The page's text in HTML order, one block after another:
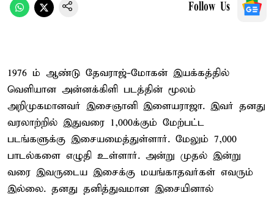
Follow Us
1976 ம் ஆண்டு தேவராஜ்-மோகன் இயக்கத்தில்
வெளியான அன்னக்கிளி படத்தின் மூலம்
அறிமுகமானவர் இசைஞானி இளையராஜா. இவர் தனது
வரலாற்றில் இதுவரை 1,000க்கும் மேற்பட்ட
படங்களுக்கு இசையமைத்துள்ளார். மேலும் 7,000
பாடல்களை எழுதி உள்ளார். அன்று முதல் இன்று
வரை இவருடைய இசைக்கு மயங்காதவர்கள் எவரும்
இல்லை. தனது தனித்துவமான இசையினால்